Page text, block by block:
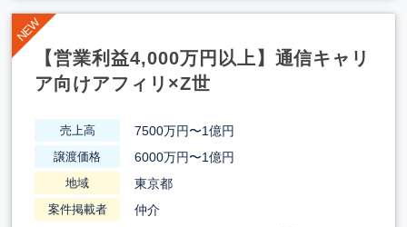
【営業利益4,000万円以上】通信キャリ
ア向けアフィリ×Z世
売上高 7500万円〜1億円
譲渡価格 6000万円〜1億円
地域 東京都
案件掲載者 仲介